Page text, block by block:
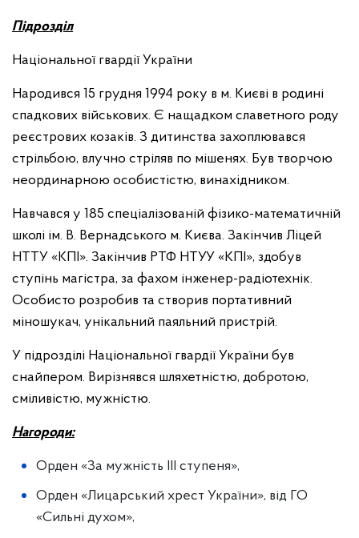
Підрозділ
Національної гвардії України
Народився 15 грудня 1994 року в м. Києві в родині
спадкових військових. Є нащадком славетного роду
реєстрових козаків. З дитинства захоплювався
стрільбою, влучно стріляв по мішенях. Був творчою
неординарною особистістю, винахідником.
Навчався у 185 спеціалізованій фізико-математичній
школі ім. В. Вернадського м. Києва. Закінчив Ліцей
НТТУ «КПІ». Закінчив РТФ НТУУ «КПІ», здобув
ступінь магістра, за фахом інженер-радіотехнік.
Особисто розробив та створив портативний
міношукач, унікальний паяльний пристрій.
У підрозділі Національної гвардії України був
снайпером. Вирізнявся шляхетністю, добротою,
сміливістю, мужністю.
Нагороди:
Орден «За мужність III ступеня»,
Орден «Лицарський хрест України», від ГО
«Сильні духом»,